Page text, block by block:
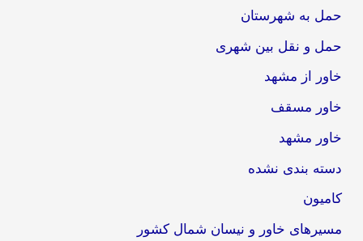
حمل به شهرستان
حمل و نقل بین شهری
خاور از مشهد
خاور مسقف
خاور مشهد
دسته بندی نشده
کامیون
مسیرهای خاور و نیسان شمال کشور